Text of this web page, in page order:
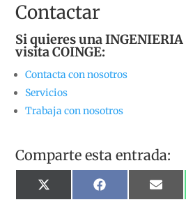
Contactar
Si quieres una INGENIERIA
visitaCOINGE:
Contacta con nosotros
Servicios
Trabaja con nosotros
Comparte esta entrada:
Compartir
en
X
(Twitter)
Compartir
en
Facebook
en
Email